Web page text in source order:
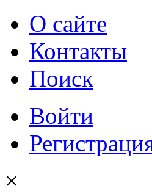
О сайте
Контакты
Поиск
Войти
×